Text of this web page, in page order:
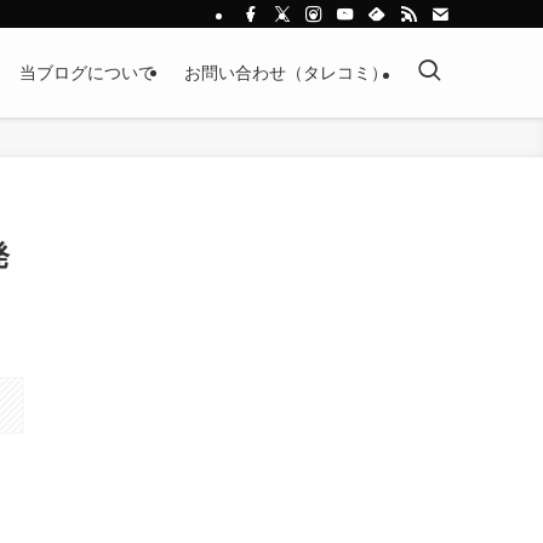
当ブログについて お問い合わせ（タレコミ）